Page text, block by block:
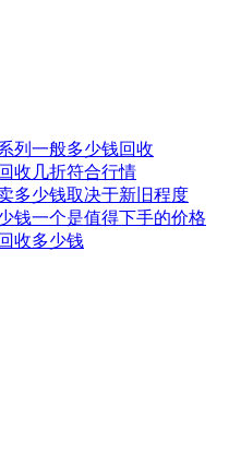
列一般多少钱回收
收几折符合行情
多少钱取决于新旧程度
钱一个是值得下手的价格
收多少钱